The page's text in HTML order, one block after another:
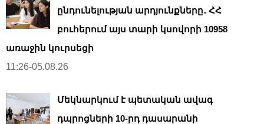
ընդունելության արդյունքները․ ՀՀ
բուհերում այս տարի կսովորի 10958
առաջին կուրսեցի
11:26-05.08.26
Մեկնարկում է պետական ավագ
դպրոցների 10-րդ դասարանի